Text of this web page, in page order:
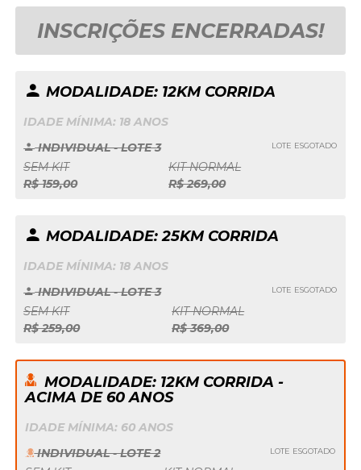
INSCRIÇÕES ENCERRADAS!
MODALIDADE: 12KM CORRIDA
IDADE MÍNIMA: 18 ANOS
INDIVIDUAL - LOTE 3
LOTE ESGOTADO
SEM KIT
KIT NORMAL
R$ 159,00
R$ 269,00
MODALIDADE: 25KM CORRIDA
IDADE MÍNIMA: 18 ANOS
INDIVIDUAL - LOTE 3
LOTE ESGOTADO
SEM KIT
KIT NORMAL
R$ 259,00
R$ 369,00
MODALIDADE: 12KM CORRIDA -
ACIMA DE 60 ANOS
IDADE MÍNIMA: 60 ANOS
INDIVIDUAL - LOTE 2
LOTE ESGOTADO